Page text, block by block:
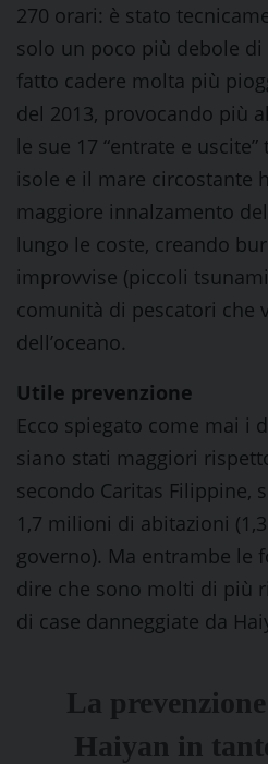
270 orari: è stato
solo un poco più debole di
fatto cadere molta più
del 2013, provocando più
le sue 17 “entrate e
isole e il mare circostante
maggiore innalzamento
lungo le coste, creando
improvvise (piccoli
comunità di pescatori che
dell’oceano.
Utile prevenzione
Ecco spiegato come mai i
siano stati maggiori
secondo Caritas Filippine,
1,7 milioni di abitazioni
governo). Ma entrambe le
dire che sono molti di più
di case danneggiate da
La
Haiyan in